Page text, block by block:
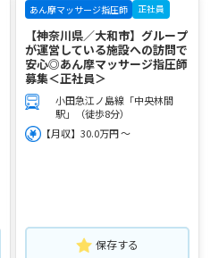
あん摩マッサージ指圧師 正社員
【神奈川県／大和市】グループ
が運営している施設への訪問で
安心◎あん摩マッサージ指圧師
募集＜正社員＞
小田急江ノ島線「中央林間
駅」（徒歩8分）
【月収】30.0万円 ～
保存する